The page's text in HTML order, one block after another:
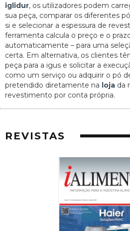
iglidur, os utilizadores podem
sua peça, comparar os diferentes
si e selecionar a espessura de
ferramenta calcula o preço e o
automaticamente – para uma
certa. Em alternativa, os clientes
peça para a igus e solicitar a
como um serviço ou adquirir o pó
pretendido diretamente na loja da
revestimento por conta própria.
REVISTAS